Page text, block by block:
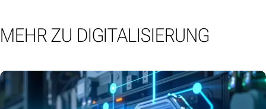
MEHR ZU DIGITALISIERUNG